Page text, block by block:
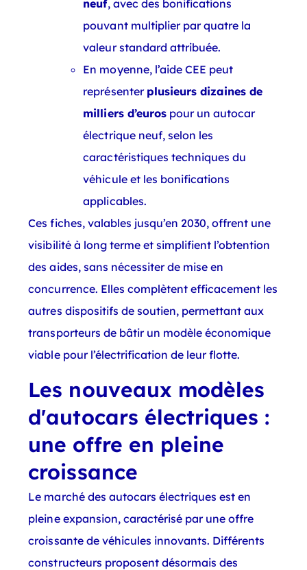
neuf, avec des bonifications
pouvant multiplier par quatre la
valeur standard attribuée.
En moyenne, l’aide CEE peut
représenter plusieurs dizaines de
milliers d’eurospour un autocar
électrique neuf, selon les
caractéristiques techniques du
véhicule et les bonifications
applicables.
Ces fiches, valables jusqu’en 2030, offrent une
visibilité à long terme et simplifient l’obtention
des aides, sans nécessiter de mise en
concurrence. Elles complètent efficacement les
autres dispositifs de soutien, permettant aux
transporteurs de bâtir un modèle économique
viable pour l’électrification de leur flotte.
Les nouveaux modèles
d'autocars électriques :
une offre en pleine
croissance
Le marché des autocars électriques est en
pleine expansion, caractérisé par une offre
croissante de véhicules innovants. Différents
constructeurs proposent désormais des